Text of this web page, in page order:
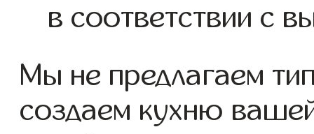
в соответствии с
Мы не предлагаем
создаем кухню